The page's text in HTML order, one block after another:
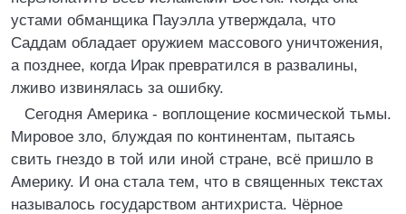
устами обманщика Пауэлла утверждала, что
Саддам обладает оружием массового уничтожения,
а позднее, когда Ирак превратился в развалины,
лживо извинялась за ошибку.
Сегодня Америка - воплощение космической тьмы.
Мировое зло, блуждая по континентам, пытаясь
свить гнездо в той или иной стране, всё пришло в
Америку. И она стала тем, что в священных текстах
называлось государством антихриста. Чёрное